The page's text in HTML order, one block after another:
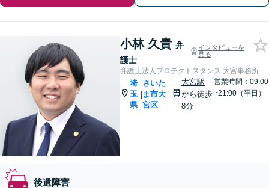
小林 久貴 弁
護士
インタビューを
見る
弁護士法人プロテクトスタンス 大宮事務所
埼
玉
県
|
さいた
ま市大
宮区
大宮駅
から徒歩
8分
営業時間：09:00
~21:00（平日）
後遺障害